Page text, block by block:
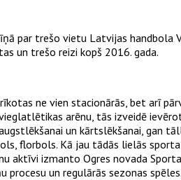
par trešo vietu Latvijas handbola
un trešo reizi kopš 2016. gada.
ne vien stacionārās, bet arī
arēnu, tās izveidē
un kārtslēkšanai, gan
florbols. Kā jau tādās lielās
aktīvi izmanto Ogres novada
un regulārās sezonas